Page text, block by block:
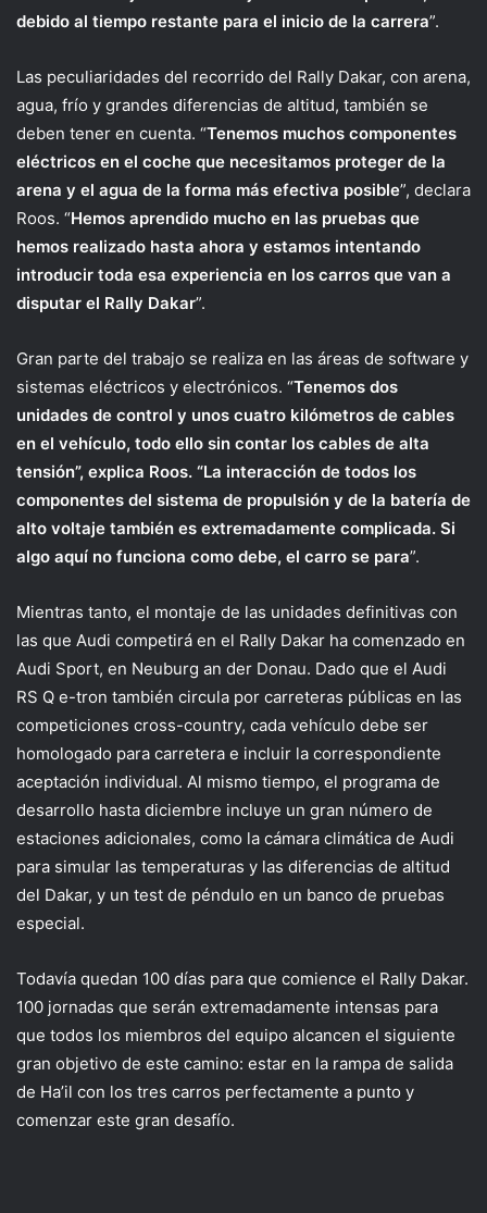
debido al tiempo restante para el inicio de la carrera”.
Las peculiaridades del recorrido del Rally Dakar, con arena,
agua, frío y grandes diferencias de altitud, también se
deben tener en cuenta. “Tenemos muchos componentes
eléctricos en el coche que necesitamos proteger de la
arena y el agua de la forma más efectiva posible”, declara
Roos. “Hemos aprendido mucho en las pruebas que
hemos realizado hasta ahora y estamos intentando
introducir toda esa experiencia en los carros que van a
disputar el Rally Dakar”.
Gran parte del trabajo se realiza en las áreas de software y
sistemas eléctricos y electrónicos. “Tenemos dos
unidades de control y unos cuatro kilómetros de cables
en el vehículo, todo ello sin contar los cables de alta
tensión”, explica Roos. “La interacción de todos los
componentes del sistema de propulsión y de la batería de
alto voltaje también es extremadamente complicada. Si
algo aquí no funciona como debe, el carro se para”.
Mientras tanto, el montaje de las unidades definitivas con
las que Audi competirá en el Rally Dakar ha comenzado en
Audi Sport, en Neuburg an der Donau. Dado que el Audi
RS Q e-tron también circula por carreteras públicas en las
competiciones cross-country, cada vehículo debe ser
homologado para carretera e incluir la correspondiente
aceptación individual. Al mismo tiempo, el programa de
desarrollo hasta diciembre incluye un gran número de
estaciones adicionales, como la cámara climática de Audi
para simular las temperaturas y las diferencias de altitud
del Dakar, y un test de péndulo en un banco de pruebas
especial.
Todavía quedan 100 días para que comience el Rally Dakar.
100 jornadas que serán extremadamente intensas para
que todos los miembros del equipo alcancen el siguiente
gran objetivo de este camino: estar en la rampa de salida
de Ha’il con los tres carros perfectamente a punto y
comenzar este gran desafío.